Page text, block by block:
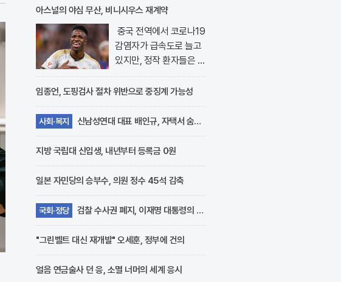
를 구하지 못해 발을 동동
보건당국의 발표에 따르..
아스널의 야심 무산, 비니시우스 재계약
중국 전역에서 코로나19
감염자가 급속도로 늘고
있지만, 정작 환자들은 생
명줄과 다름없는 치료제
를 구하지 못해 발을 동동
구르고 있다. 최근 중국
보건당국의 발표에 따르..
임종언, 도핑검사 절차 위반으로 중징계 가능성
사회·복지
신남성연대 대표 배인규, 자택서 숨진
채 발견
지방 국립대 신입생, 내년부터 등록금 0원
일본 자민당의 승부수, 의원 정수 45석 감축
국회·정당
검찰 수사권 폐지, 이재명 대통령의 지
시
"그린벨트 대신 재개발" 오세훈, 정부에 건의
얼음 연금술사 던 응, 소멸 너머의 세계 응시